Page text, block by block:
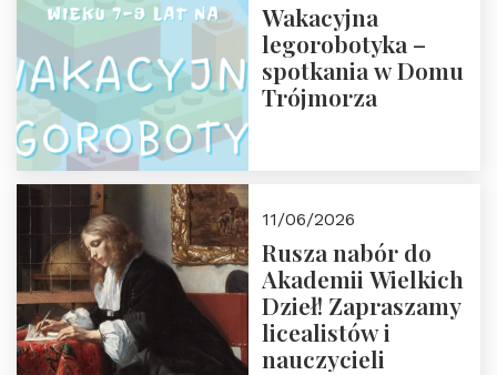
Wakacyjna
legorobotyka –
spotkania w Domu
Trójmorza
11/06/2026
Rusza nabór do
Akademii Wielkich
Dzieł! Zapraszamy
licealistów i
nauczycieli